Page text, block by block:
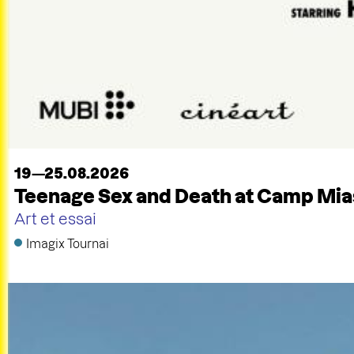
19—25.08.2026
Teenage Sex and Death at Camp
Art et essai
Imagix Tournai